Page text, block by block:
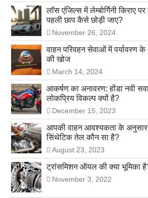
लॉस एंजिल्स में लेम्बोर्गिनी किराए
पहली छाप कैसे छोड़ी जाए?
November 26, 2024
वाहन परिवहन सेवाओं में पर्यावरण
की खोज
March 14, 2024
आकर्षण का अनावरण: होंडा नवी
लोकप्रिय विकल्प क्यों है?
December 15, 2023
आपकी वाहन आवश्यकता के
सिंथेटिक तेल कौन सा है?
August 23, 2023
ट्रांसमिशन ऑयल की क्या भूमिका
November 3, 2022